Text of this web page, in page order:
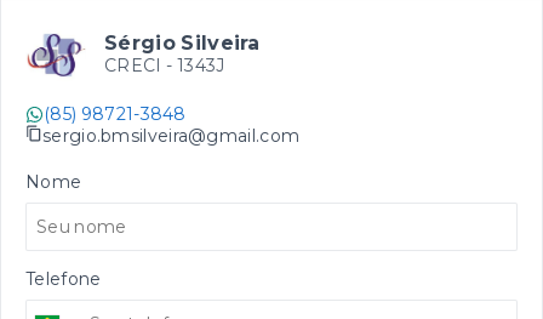
Sérgio Silveira
CRECI - 1343J
(85) 98721-3848
sergio.bmsilveira@gmail.com
Nome
Telefone